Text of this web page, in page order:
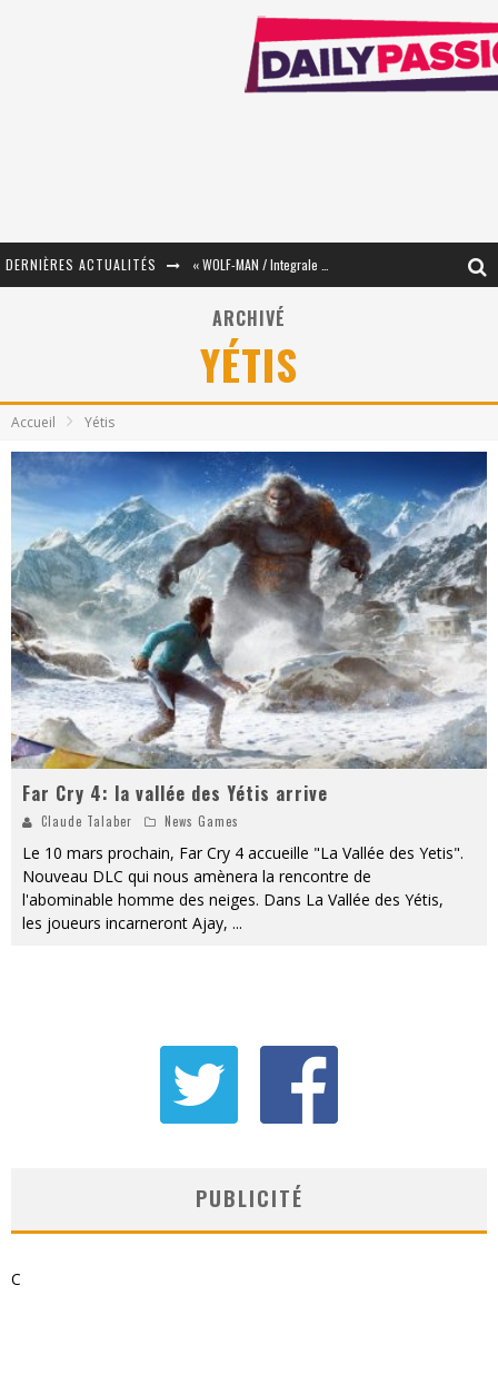
DERNIÈRES ACTUALITÉS
« Le Béton et le Bambou / Propositions pour Mayotte et le Monde. » - Améliorations !
PsyRiver 2026 : la magie revient sur les rives de l’Aar
« Dr Wertham / L’homme qui étudia les tueurs en série » - Un Métier à Risque !
Assassin's Creed Black Flag Resynced
« Le Vent dand les Saules » - Une Belle Histoire !
« Damn Them All » - Un duo de Choc !
Yoshi and the mysterious book
ARCHIVÉ
YÉTIS
Accueil Yétis
Far Cry 4: la vallée des Yétis arrive
Claude Talaber News Games
Le 10 mars prochain, Far Cry 4 accueille "La Vallée des Yetis".
Nouveau DLC qui nous amènera la rencontre de
l'abominable homme des neiges. Dans La Vallée des Yétis,
les joueurs incarneront Ajay, ...
PUBLICITÉ
C